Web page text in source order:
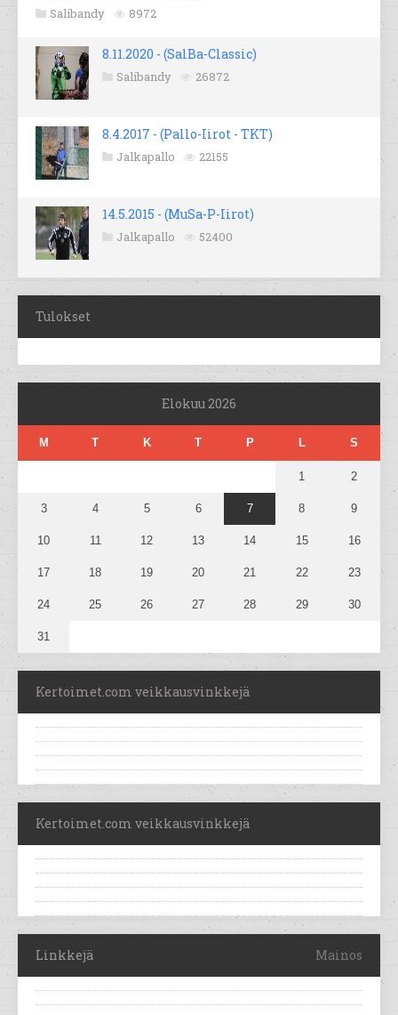
Salibandy 8972
8.11.2020 - (SalBa-Classic)
Salibandy 26872
8.4.2017 - (Pallo-Iirot - TKT)
Jalkapallo 22155
14.5.2015 - (MuSa-P-Iirot)
Jalkapallo 52400
Tulokset
Elokuu 2026
M T K T P L S
1 2
3 4 5 6 7 8 9
10 11 12 13 14 15 16
17 18 19 20 21 22 23
24 25 26 27 28 29 30
31
Kertoimet.com veikkausvinkkejä
Kertoimet.com veikkausvinkkejä
Linkkejä Mainos